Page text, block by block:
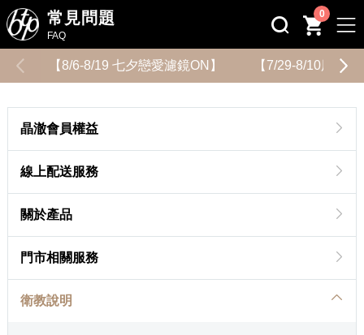
常見問題
FAQ
0
【8/6-8/19 七夕戀愛濾鏡ON】 【7/29-8/10用健
晶澈會員權益
線上配送服務
關於產品
門市相關服務
衛教說明